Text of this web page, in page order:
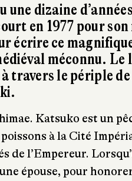
une dizaine
en 1977 pour
écrire ce
méconnu. Le
travers le périple
Katsuko est un
à la Cité
de l’Empereur.
épouse, pour